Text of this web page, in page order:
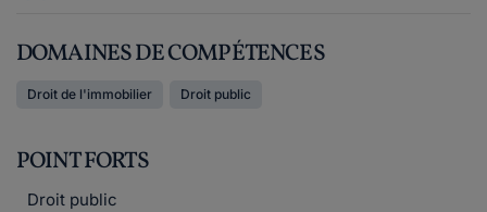
DOMAINES DE COMPÉTENCES
Droit de l'immobilier Droit public
POINT FORTS
Droit public